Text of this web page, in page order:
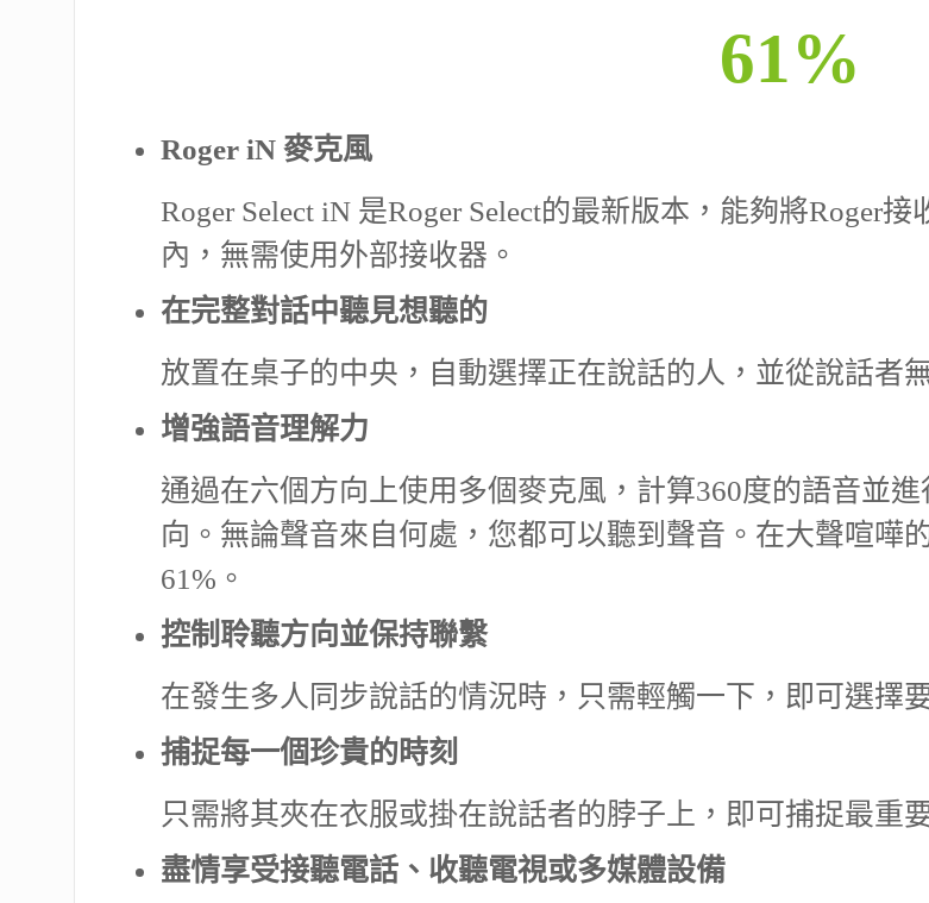
61%
Roger iN 麥克風
Roger Select iN 是Roger Select的最新版本，能夠將Roger
內，無需使用外部接收器。
在完整對話中聽見想聽的
放置在桌子的中央，自動選擇正在說話的人，並從說話者
增強語音理解力
通過在六個方向上使用多個麥克風，計算360度的語音並
向。無論聲音來自何處，您都可以聽到聲音。在大聲喧嘩
61%。
控制聆聽方向並保持聯繫
在發生多人同步說話的情況時，只需輕觸一下，即可選擇
捕捉每一個珍貴的時刻
只需將其夾在衣服或掛在說話者的脖子上，即可捕捉最重
盡情享受接聽電話、收聽電視或多媒體設備